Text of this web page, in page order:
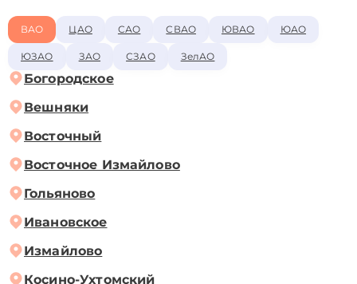
ВАО ЦАО САО СВАО ЮВАО ЮАО
ЮЗАО ЗАО СЗАО ЗелАО
Богородское
Вешняки
Восточный
Восточное Измайлово
Гольяново
Ивановское
Измайлово
Косино-Ухтомский